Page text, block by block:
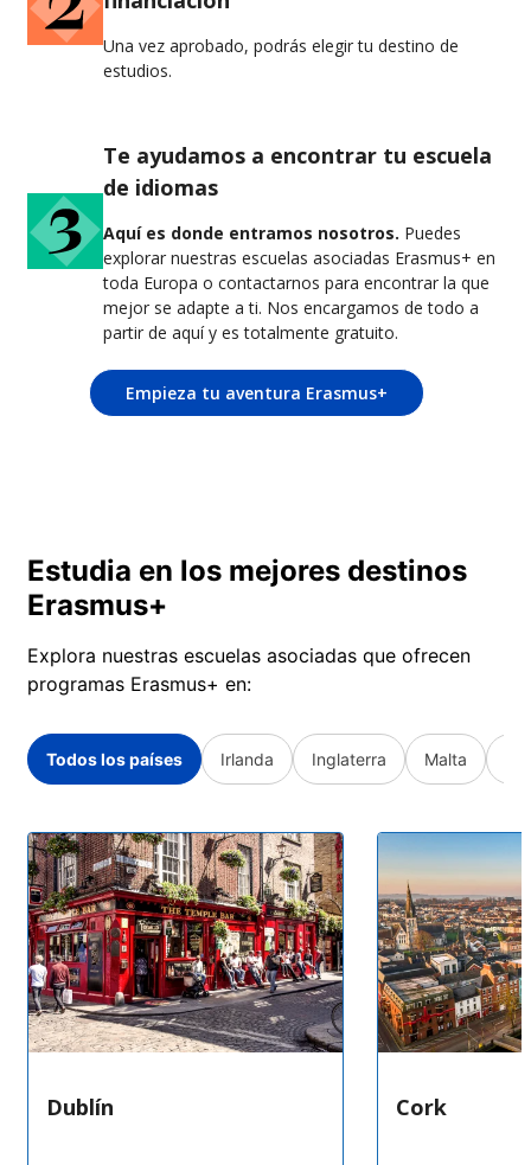
Una vez aprobado, podrás elegir tu destino de
estudios.
Te ayudamos a encontrar tu escuela
de idiomas
Aquí es donde entramos nosotros. Puedes
explorar nuestras escuelas asociadas Erasmus+ en
toda Europa o contactarnos para encontrar la que
mejor se adapte a ti. Nos encargamos de todo a
partir de aquí y es totalmente gratuito.
Empieza tu aventura Erasmus+
Estudia en los mejores destinos
Erasmus+
Explora nuestras escuelas asociadas que ofrecen
programas Erasmus+ en:
Todos los países Irlanda Inglaterra Malta
Dublín Cork